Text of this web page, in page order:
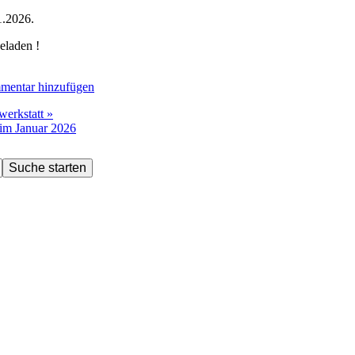
!
hinzufügen
»
Januar 2026